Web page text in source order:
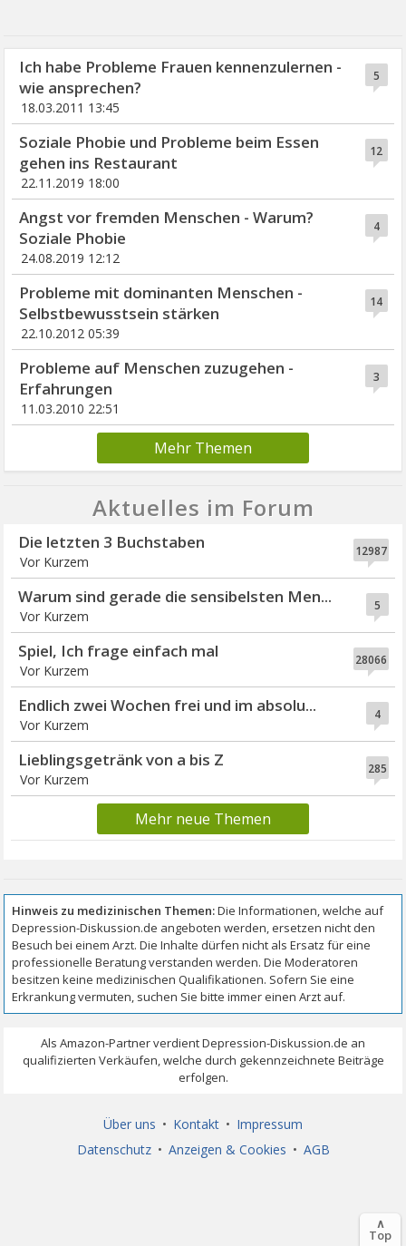
5
Ich habe Probleme Frauen kennenzulernen -
wie ansprechen?
18.03.2011 13:45
12
Soziale Phobie und Probleme beim Essen
gehen ins Restaurant
22.11.2019 18:00
4
Angst vor fremden Menschen - Warum?
Soziale Phobie
24.08.2019 12:12
14
Probleme mit dominanten Menschen -
Selbstbewusstsein stärken
22.10.2012 05:39
3
Probleme auf Menschen zuzugehen -
Erfahrungen
11.03.2010 22:51
Mehr Themen
Aktuelles im Forum
12987
Die letzten 3 Buchstaben
Vor Kurzem
5
Warum sind gerade die sensibelsten Men...
Vor Kurzem
28066
Spiel, Ich frage einfach mal
Vor Kurzem
4
Endlich zwei Wochen frei und im absolu...
Vor Kurzem
285
Lieblingsgetränk von a bis Z
Vor Kurzem
Mehr neue Themen
Über uns • Kontakt • Impressum
Datenschutz • Anzeigen & Cookies • AGB
∧
Top